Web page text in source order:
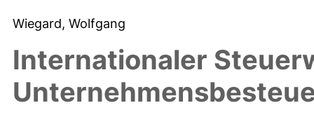
Wiegard, Wolfgang
Internationaler